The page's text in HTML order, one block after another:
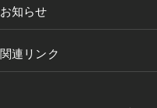
お知らせ
関連リンク